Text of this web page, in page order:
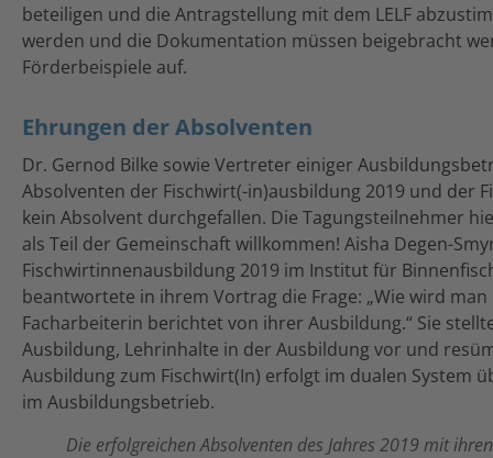
beteiligen und die Antragstellung mit dem LELF
werden und die Dokumentation müssen beigebracht
Förderbeispiele auf.
Ehrungen der Absolventen
Dr. Gernod Bilke sowie Vertreter einiger
Absolventen der Fischwirt(-in)ausbildung 2019 und der
kein Absolvent durchgefallen. Die Tagungsteilnehmer
als Teil der Gemeinschaft willkommen! Aisha Degen-
Fischwirtinnenausbildung 2019 im Institut für
beantwortete in ihrem Vortrag die Frage: „Wie wird man
Facharbeiterin berichtet von ihrer Ausbildung.“ Sie
Ausbildung, Lehrinhalte in der Ausbildung vor und
Ausbildung zum Fischwirt(In) erfolgt im dualen System
im Ausbildungsbetrieb.
Die erfolgreichen Absolventen des Jahres 2019 mit